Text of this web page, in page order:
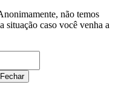
não temos
situação caso você venha a
Fechar